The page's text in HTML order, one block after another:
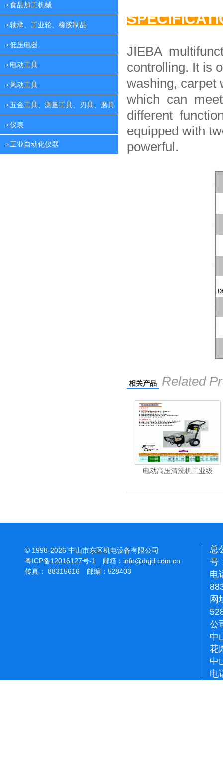
食品加工机械
轴承、工业轮、橡胶制品
低压电器
电动工具
风动工具
五金工具、测量工具、刃具、磨具
仪表
工业自动化仪器
JIEBA
controlling. It is
washing, carpet
which can
different
equipped with
powerful.
相关产品 Related
电动高压清洗机工业级
© 1998-2026 中山市东区机电设备有限公司
粤ICP备12016127号-1
邮箱： info@dqjd.com.cn
传真： 88315616 邮编：528403
总
号
电
网
公
中
花
中
电